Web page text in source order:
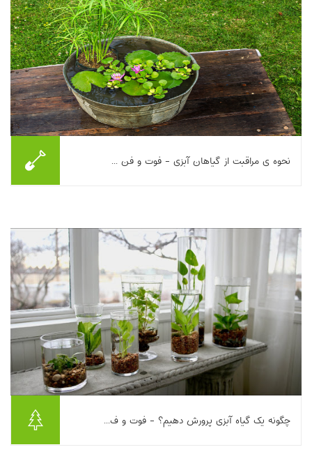
این مطلب راهکارهای عملی برای مراقبت از گیاهان آبزی در باغ‌های آبی
بیشتر بخوانیم ...
نحوه ی مراقبت از گیاهان آبزی - فوت و فن ...
این مقاله روش پرورش گیاهان آبزی در ظروفی مانند تشت یا گلدان و
چگونه یک گیاه آبزی پرورش دهیم؟ - فوت و ف...